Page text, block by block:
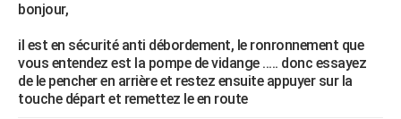
FORUM
Bricolage
Lifestyle
Culture
Sport
Auto
Television
Voyage
Cinema
bonjour,
il est en sécurité anti débordement, le ronronnement que
vous entendez est la pompe de vidange ..... donc essayez
de le pencher en arrière et restez ensuite appuyer sur la
touche départ et remettez le en route